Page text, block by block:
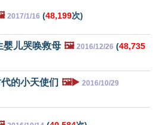
2017/1/16 (48,199次)
婴儿哭唤救母 🖼️ 2016/12/26 (48,735
的小天使们 🖼️▶️ 2016/10/29